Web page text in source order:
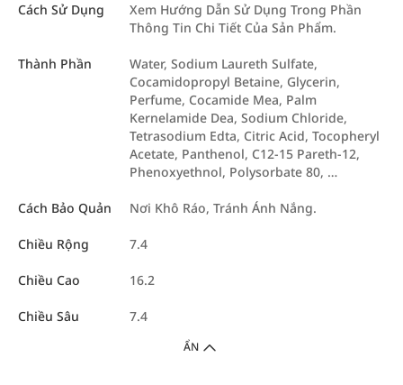
Cách Sử Dụng
Xem Hướng Dẫn Sử Dụng Trong Phần
Thông Tin Chi Tiết Của Sản Phẩm.
Thành Phần
Water, Sodium Laureth Sulfate,
Cocamidopropyl Betaine, Glycerin,
Perfume, Cocamide Mea, Palm
Kernelamide Dea, Sodium Chloride,
Tetrasodium Edta, Citric Acid, Tocopheryl
Acetate, Panthenol, C12-15 Pareth-12,
Phenoxyethnol, Polysorbate 80, …
Cách Bảo Quản Nơi Khô Ráo, Tránh Ánh Nắng.
Chiều Rộng 7.4
Chiều Cao 16.2
Chiều Sâu 7.4
ẨN